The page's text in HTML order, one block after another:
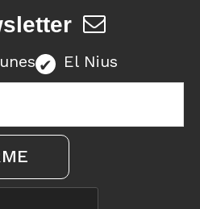
El Nius